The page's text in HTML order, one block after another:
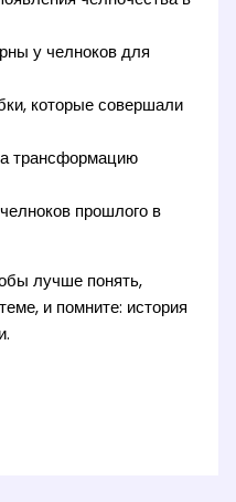
у челноков для
которые совершали
трансформацию
прошлого в
лучше понять,
и помните: история